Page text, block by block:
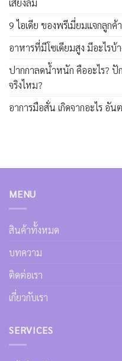
เสี่ยงล้ม
9 ไอเดีย ของพรีเมี่ยมแจกลูก
อาหารที่มีโซเดียมสูง มีอะไรบ้
ปากกาลดน้ำหนัก คืออะไร?
จริงไหม?
อาการมือสั่น เกิดจากอะไร อั
MENU
สินค้าทั้งหมด
บทความ
ติดต่อเรา
เกี่ยวกับเรา
SERVICES